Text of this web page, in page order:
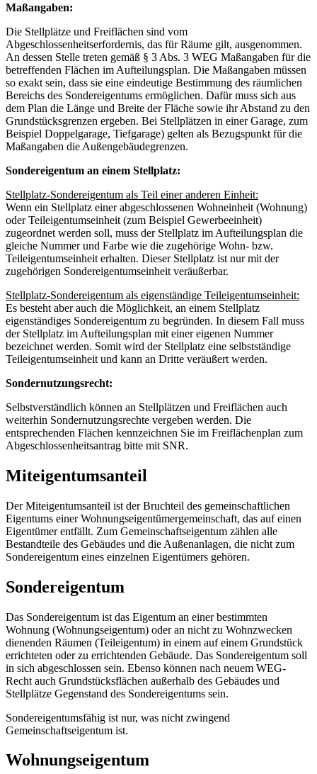
Maßangaben:
Die Stellplätze und Freiflächen sind vom
Abgeschlossenheitserfordernis, das für Räume gilt, ausgenommen.
An dessen Stelle treten gemäß § 3 Abs. 3 WEG Maßangaben für die
betreffenden Flächen im Aufteilungsplan. Die Maßangaben müssen
so exakt sein, dass sie eine eindeutige Bestimmung des räumlichen
Bereichs des Sondereigentums ermöglichen. Dafür muss sich aus
dem Plan die Länge und Breite der Fläche sowie ihr Abstand zu den
Grundstücksgrenzen ergeben. Bei Stellplätzen in einer Garage, zum
Beispiel Doppelgarage, Tiefgarage) gelten als Bezugspunkt für die
Maßangaben die Außengebäudegrenzen.
Sondereigentum an einem Stellplatz:
Stellplatz-Sondereigentum als Teil einer anderen Einheit:
Wenn ein Stellplatz einer abgeschlossenen Wohneinheit (Wohnung)
oder Teileigentumseinheit (zum Beispiel Gewerbeeinheit)
zugeordnet werden soll, muss der Stellplatz im Aufteilungsplan die
gleiche Nummer und Farbe wie die zugehörige Wohn- bzw.
Teileigentumseinheit erhalten. Dieser Stellplatz ist nur mit der
zugehörigen Sondereigentumseinheit veräußerbar.
Stellplatz-Sondereigentum als eigenständige Teileigentumseinheit:
Es besteht aber auch die Möglichkeit, an einem Stellplatz
eigenständiges Sondereigentum zu begründen. In diesem Fall muss
der Stellplatz im Aufteilungsplan mit einer eigenen Nummer
bezeichnet werden. Somit wird der Stellplatz eine selbstständige
Teileigentumseinheit und kann an Dritte veräußert werden.
Sondernutzungsrecht:
Selbstverständlich können an Stellplätzen und Freiflächen auch
weiterhin Sondernutzungsrechte vergeben werden. Die
entsprechenden Flächen kennzeichnen Sie im Freiflächenplan zum
Abgeschlossenheitsantrag bitte mit SNR.
Miteigentumsanteil
Der Miteigentumsanteil ist der Bruchteil des gemeinschaftlichen
Eigentums einer Wohnungseigentümergemeinschaft, das auf einen
Eigentümer entfällt. Zum Gemeinschaftseigentum zählen alle
Bestandteile des Gebäudes und die Außenanlagen, die nicht zum
Sondereigentum eines einzelnen Eigentümers gehören.
Sondereigentum
Das Sondereigentum ist das Eigentum an einer bestimmten
Wohnung (Wohnungseigentum) oder an nicht zu Wohnzwecken
dienenden Räumen (Teileigentum) in einem auf einem Grundstück
errichteten oder zu errichtenden Gebäude. Das Sondereigentum soll
in sich abgeschlossen sein. Ebenso können nach neuem WEG-
Recht auch Grundstücksflächen außerhalb des Gebäudes und
Stellplätze Gegenstand des Sondereigentums sein.
Sondereigentumsfähig ist nur, was nicht zwingend
Gemeinschaftseigentum ist.
Wohnungseigentum